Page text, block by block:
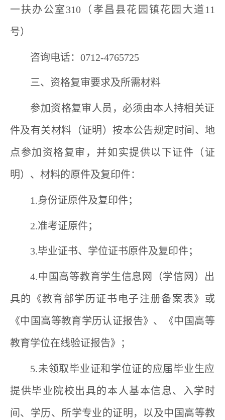
一扶办公室310 （孝昌县花园镇花园大道 11
号）
咨询电话：0712-4765725
三、资格复审要求及所需材料
参加资格复审人员，必须由本人持相关证
件及有关材料（证明）按本公告规定时间、地
点参加资格复审，并如实提供以下证件（证
明）、材料的原件及复印件：
1 .身份证原件及复印件；
2.准考证原件；
3.毕业证书、学位证书原件及复印件；
4.中国高等教育学生信息网（学信网）出
具的《教育部学历证书电子注册备案表》 或
《中国高等教育学历认证报告》、《中国高等
教育学位在线验证报告》；
5.未领取毕业证和学位证的应届毕业生应
提供毕业院校出具的本人基本信息、入学时
间、学历、所学专业的证明 ， 以及中国高等教